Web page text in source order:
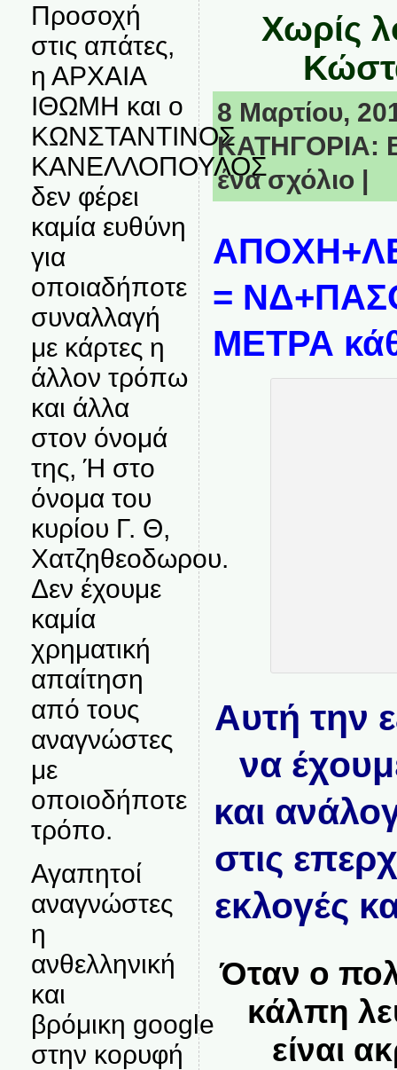
Προσοχή
στις απάτες,
η ΑΡΧΑΙΑ
ΙΘΩΜΗ και ο
ΚΩΝΣΤΑΝΤΙΝΟΣ
ΚΑΝΕΛΛΟΠΟΥΛΟΣ
δεν φέρει
καμία ευθύνη
για
οποιαδήποτε
συναλλαγή
με κάρτες η
άλλον τρόπω
και άλλα
στον όνομά
της, Ή στο
όνομα του
κυρίου Γ. Θ,
Χατζηθεοδωρου.
Δεν έχουμε
καμία
χρηματική
απαίτηση
από τους
αναγνώστες
με
οποιοδήποτε
τρόπο.
Αγαπητοί
αναγνώστες
η
ανθελληνική
και
βρόμικη google
στην κορυφή
Χωρίς
8 Μαρτίου,
ΚΑΤΗΓΟΡΙΑ:
ένα σχόλιο
=
ΜΕΤΡΑ
Αυτή την
να
και
στις
εκλογές
Όταν ο
κάλπη
είναι